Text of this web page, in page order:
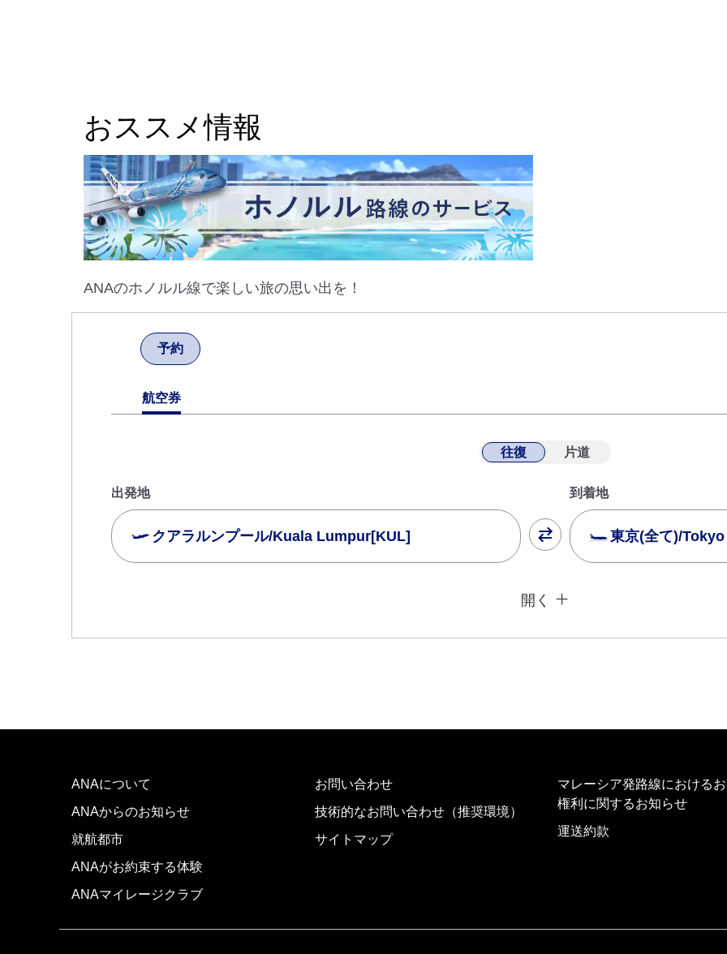
おススメ情報
ANAのホノルル線で楽しい旅の思い出を！
予約
航空券
往復 片道
出発地
クアラルンプール/Kuala Lumpur[KUL]
到着地
東京(全て)/
経由地および乗り継ぎ所要時間を追加する 経由地および乗り継ぎ所
開く
ANAについて
ANAからのお知らせ
就航都市
ANAがお約束する体験
ANAマイレージクラブ
お問い合わせ
技術的なお問い合わせ（推奨環境）
サイトマップ
マレーシア発路線における
権利に関するお知らせ
運送約款